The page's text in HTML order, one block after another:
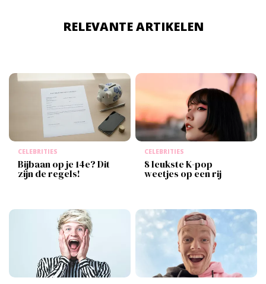
RELEVANTE ARTIKELEN
CELEBRITIES
Bijbaan op je 14e? Dit
zijn de regels!
CELEBRITIES
8 leukste K-pop
weetjes op een rij